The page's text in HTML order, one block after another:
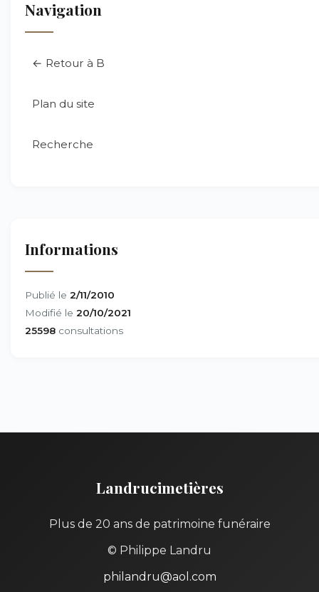
Navigation
← Retour à B
Plan du site
Recherche
Informations
Publié le 2/11/2010
Modifié le 20/10/2021
25598 consultations
Landrucimetières
Plus de 20 ans de patrimoine funéraire
© Philippe Landru
philandru@aol.com